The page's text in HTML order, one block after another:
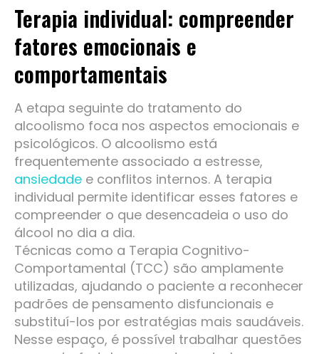
Terapia individual: compreender
fatores emocionais e
comportamentais
A etapa seguinte do tratamento do
alcoolismo foca nos aspectos emocionais e
psicológicos. O alcoolismo está
frequentemente associado a estresse,
ansiedade e conflitos internos. A terapia
individual permite identificar esses fatores e
compreender o que desencadeia o uso do
álcool no dia a dia.
Técnicas como a Terapia Cognitivo-
Comportamental (TCC) são amplamente
utilizadas, ajudando o paciente a reconhecer
padrões de pensamento disfuncionais e
substituí-los por estratégias mais saudáveis.
Nesse espaço, é possível trabalhar questões